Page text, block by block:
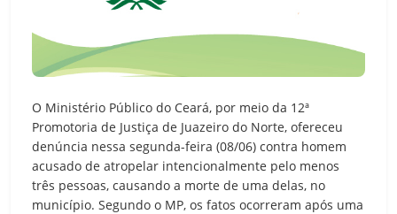
O Ministério Público do Ceará, por meio da 12ª
Promotoria de Justiça de Juazeiro do Norte, ofereceu
denúncia nessa segunda-feira (08/06) contra homem
acusado de atropelar intencionalmente pelo menos
três pessoas, causando a morte de uma delas, no
município. Segundo o MP, os fatos ocorreram após uma